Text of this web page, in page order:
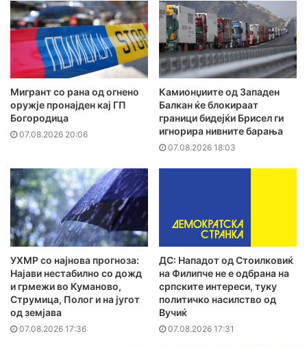
Мигрант со рана од огнено
оружје пронајден кај ГП
Богородица
07.08.2026 20:06
Камионџиите од Западен
Балкан ќе блокираат
граници бидејќи Брисел ги
игнорира нивните барања
07.08.2026 18:03
УХМР со најнова прогноза:
Најави нестабилно со дожд
и грмежи во Куманово,
Струмица, Полог и на југот
од земјава
07.08.2026 17:36
ДС: Нападот од Стоилковиќ
на Филипче не е одбрана на
српските интереси, туку
политичко насилство од
Вучиќ
07.08.2026 17:31